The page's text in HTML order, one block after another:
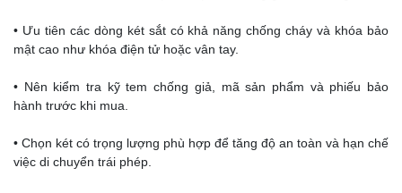
• Ưu tiên các dòng két sắt có khả năng chống cháy và khóa bảo
mật cao như khóa điện tử hoặc vân tay.
• Nên kiểm tra kỹ tem chống giả, mã sản phẩm và phiếu bảo
hành trước khi mua.
• Chọn két có trọng lượng phù hợp để tăng độ an toàn và hạn chế
việc di chuyển trái phép.